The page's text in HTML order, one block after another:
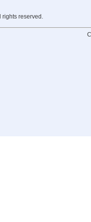
rights reserved.